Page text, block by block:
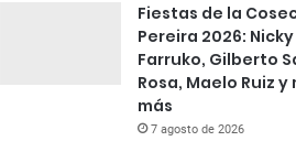
Fiestas de la
Pereira 2026:
Farruko, Gilberto
Rosa, Maelo Ruiz y
más
7 agosto de 2026